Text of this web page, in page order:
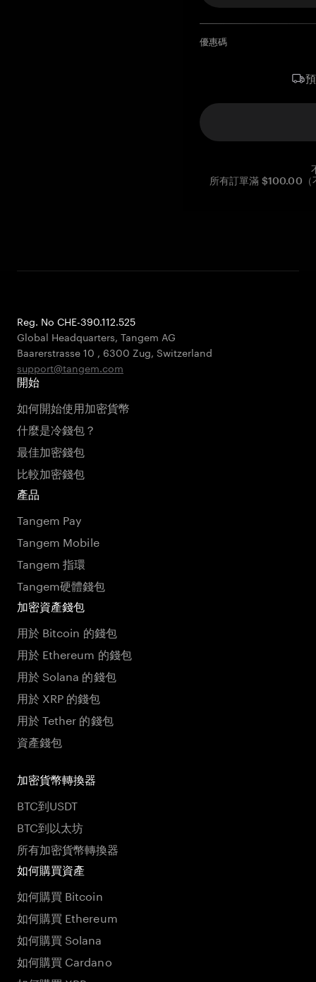
優惠碼
所有訂單滿 $100.00（
Reg. No CHE-390.112.525
Global Headquarters, Tangem AG
Baarerstrasse 10 , 6300 Zug, Switzerland
support@tangem.com
開始
如何開始使用加密貨幣
什麼是冷錢包？
最佳加密錢包
比較加密錢包
產品
Tangem Pay
Tangem Mobile
Tangem 指環
Tangem硬體錢包
加密資產錢包
用於 Bitcoin 的錢包
用於 Ethereum 的錢包
用於 Solana 的錢包
用於 XRP 的錢包
用於 Tether 的錢包
資產錢包
加密貨幣轉換器
BTC到USDT
BTC到以太坊
所有加密貨幣轉換器
如何購買資產
如何購買 Bitcoin
如何購買 Ethereum
如何購買 Solana
如何購買 Cardano